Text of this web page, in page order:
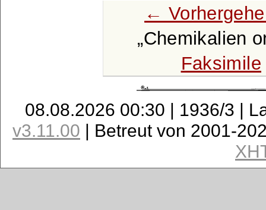
←
Chemikalien
Faksimile
08.08.2026 00:30 | 1936/3 |
v3.11.00 | Betreut von 2001-